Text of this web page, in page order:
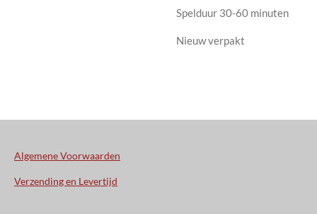
Spelduur 30-60 minuten
Nieuw verpakt
Algemene Voorwaarden
Verzending en Levertijd